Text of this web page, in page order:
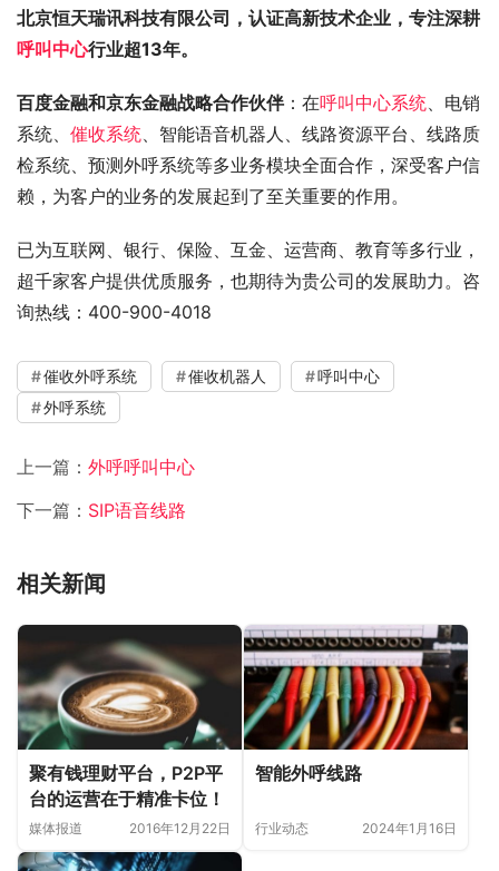
北京恒天瑞讯科技有限公司，认证高新技术企业，专注深耕
呼叫中心行业超13年。
百度金融和京东金融战略合作伙伴：在呼叫中心系统、电销
系统、 催收系统、智能语音机器人、线路资源平台、线路质
检系统、预测外呼系统等多业务模块全面合作，深受客户信
赖，为客户的业务的发展起到了至关重要的作用。
已为互联网、银行、保险、互金、运营商、教育等多行业，
超千家客户提供优质服务，也期待为贵公司的发展助力。咨
询热线：400-900-4018
催收外呼系统 催收机器人
呼叫中心
外呼系统
上一篇： 外呼呼叫中心
下一篇： SIP语音线路
相关新闻
聚有钱理财平台，P2P平
台的运营在于精准卡位！
媒体报道 2016年12月22日
智能外呼线路
行业动态 2024年1月16日